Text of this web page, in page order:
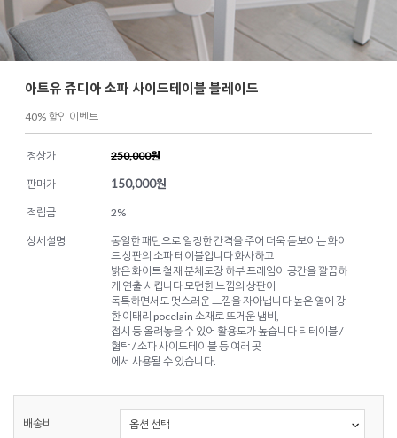
아트유 쥬디아 소파 사이드테이블 블레이드
40% 할인 이벤트
정상가 250,000원
판매가 150,000원
적립금 2%
상세설명
동일한 패턴으로 일정한 간격을 주어 더욱 돋보이는 화이
트 상판의 소파 테이블입니다 화사하고
밝은 화이트 철재 분체도장 하부 프레임이 공간을 깔끔하
게 연출 시킵니다 모던한 느낌의 상판이
독특하면서도 멋스러운 느낌을 자아냅니다 높은 열에 강
한 이태리 pocelain 소재로 뜨거운 냄비,
접시 등 올려놓을 수 있어 활용도가 높습니다 티테이블 /
협탁 / 소파 사이드테이블 등 여러 곳
에서 사용될 수 있습니다.
배송비